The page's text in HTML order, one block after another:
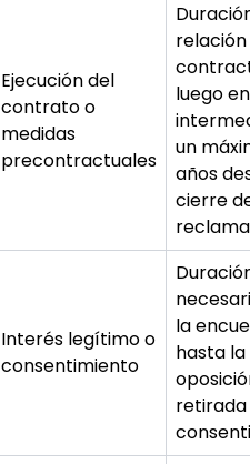
Ejecución del
contrato o
medidas
precontractuales
relación
luego
un
años
cierre
Interés legítimo o
consentimiento
la
hasta la